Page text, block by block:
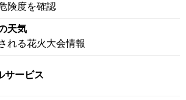
険度を確認
天気
れる花火大会情報
サービス